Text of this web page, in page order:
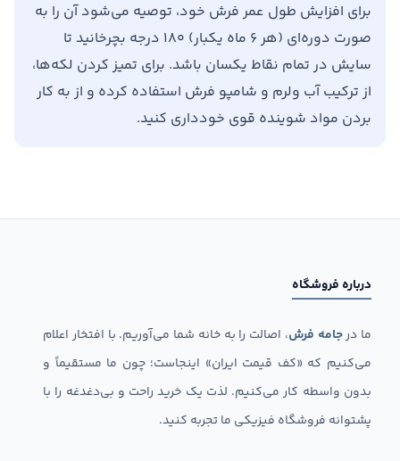
برای افزایش طول عمر فرش خود، توصیه می‌شود آن را به
صورت دوره‌ای (هر ۶ ماه یکبار) ۱۸۰ درجه بچرخانید تا
سایش در تمام نقاط یکسان باشد. برای تمیز کردن لکه‌ها،
از ترکیب آب ولرم و شامپو فرش استفاده کرده و از به کار
بردن مواد شوینده قوی خودداری کنید.
درباره فروشگاه
ما درجامه فرش، اصالت را به خانه شما می‌آوریم. با افتخار اعلام
می‌کنیم که «کف قیمت ایران» اینجاست؛ چون ما مستقیماً و
بدون واسطه کار می‌کنیم. لذت یک خرید راحت و بی‌دغدغه را با
پشتوانه فروشگاه فیزیکی ما تجربه کنید.